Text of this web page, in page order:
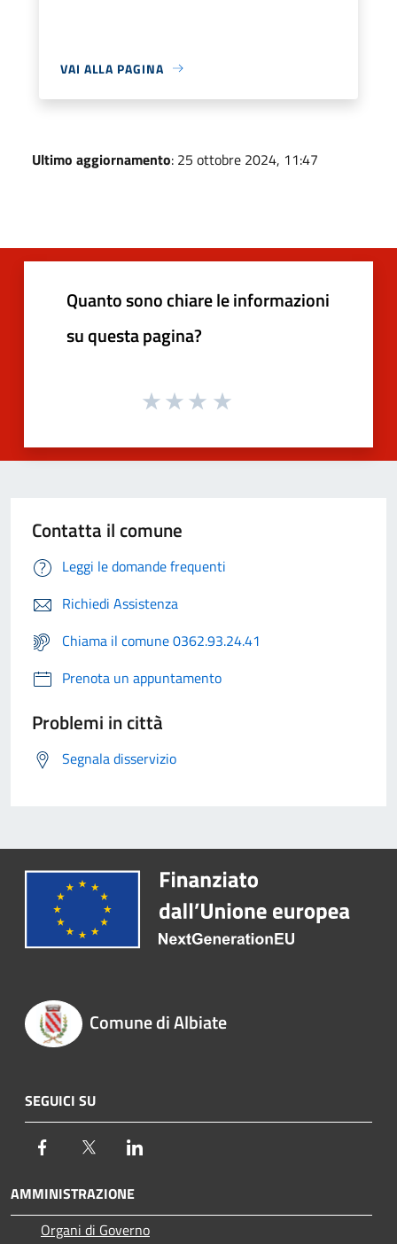
VAI ALLA PAGINA
Ultimo aggiornamento: 25 ottobre 2024, 11:47
Quanto sono chiare le informazioni
su questa pagina?
Contatta il comune
Leggi le domande frequenti
Richiedi Assistenza
Chiama il comune 0362.93.24.41
Prenota un appuntamento
Problemi in città
Segnala disservizio
Comune di Albiate
SEGUICI SU
Facebook Twitter
AMMINISTRAZIONE
Organi di Governo